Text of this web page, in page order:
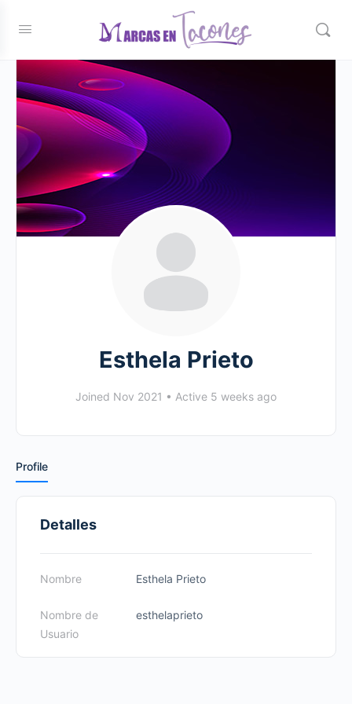
Esthela Prieto
Joined Nov 2021 • Active 5 weeks ago
Profile
Detalles
Nombre Esthela Prieto
Nombre de
Usuario
esthelaprieto